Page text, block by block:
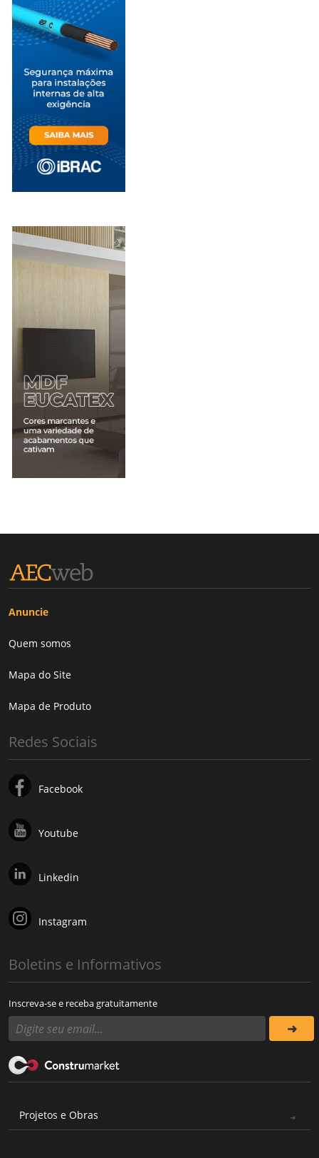
Anuncie
Quem somos
Mapa do Site
Mapa de Produto
Redes Sociais
Facebook
Youtube
Linkedin
Instagram
Boletins e Informativos
Inscreva-se e receba gratuitamente
Projetos e Obras